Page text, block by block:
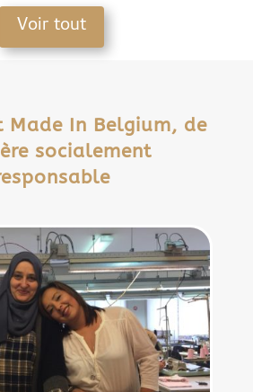
Voir tout
Made In Belgium, de
socialement